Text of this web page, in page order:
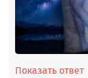
Показать ответ